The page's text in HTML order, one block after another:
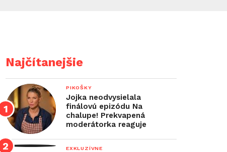
Najčítanejšie
PIKOŠKY
Jojka neodvysielala
finálovú epizódu Na
chalupe! Prekvapená
moderátorka reaguje
EXKLUZÍVNE